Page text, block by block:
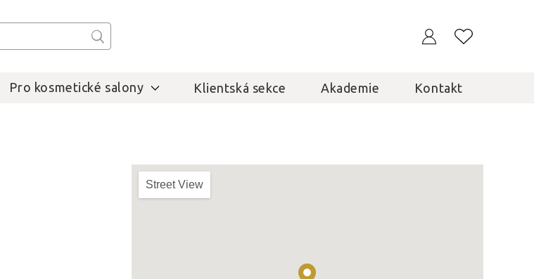
Pro kosmetické salony Klientská sekce Akademie Kontakt
Street View